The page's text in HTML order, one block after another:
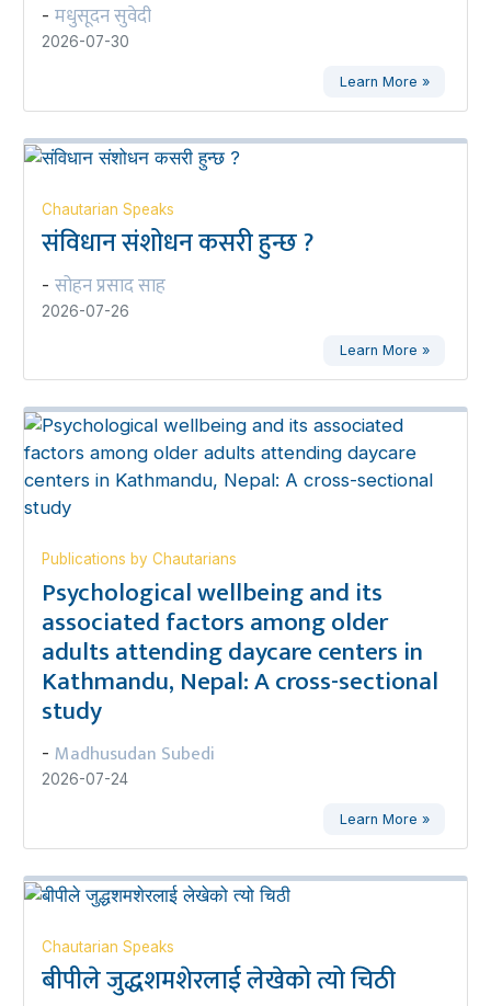
- मधुसूदन सुवेदी
2026-07-30
Learn More »
Chautarian Speaks
संविधान संशोधन कसरी हुन्छ ?
- सोहन प्रसाद साह
2026-07-26
Learn More »
Publications by Chautarians
Psychological wellbeing and its
associated factors among older
adults attending daycare centers in
Kathmandu, Nepal: A cross-sectional
study
- Madhusudan Subedi
2026-07-24
Learn More »
Chautarian Speaks
बीपीले जुद्धशमशेरलाई लेखेको त्यो चिठी